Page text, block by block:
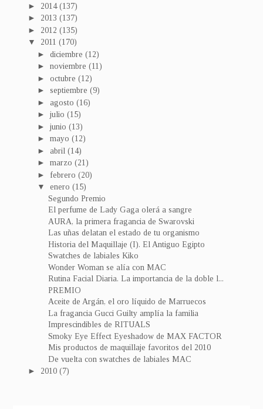
► 2014 (137)
► 2013 (137)
► 2012 (135)
▼ 2011 (170)
►diciembre(12)
►noviembre(11)
►octubre(12)
►septiembre(9)
►agosto(16)
►julio(15)
►junio(13)
►mayo(12)
►abril(14)
►marzo(21)
► febrero(20)
▼enero(15)
Segundo Premio
El perfume de Lady Gaga olerá a sangre
AURA, la primera fragancia de Swarovski
Las uñas delatan el estado de tu organismo
Historia del Maquillaje (I). El Antiguo Egipto
Swatches de labiales Kiko
Wonder Woman se alía con MAC
Rutina Facial Diaria. La importancia de la doble l...
PREMIO
Aceite de Argán, el oro líquido de Marruecos
La fragancia Gucci Guilty amplía la familia
Imprescindibles de RITUALS
Smoky Eye Effect Eyeshadow de MAX FACTOR
Mis productos de maquillaje favoritos del 2010
De vuelta con swatches de labiales MAC
► 2010 (7)